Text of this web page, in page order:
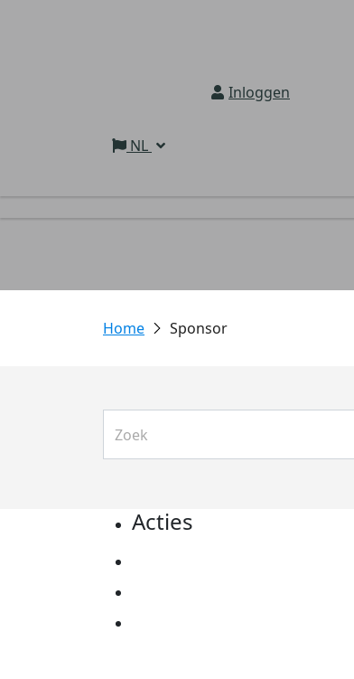
Inloggen
NL
Sponsor
Acties